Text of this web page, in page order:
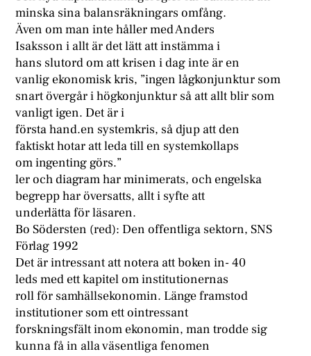
minska sina balansräkningars omfång.
Även om man inte håller med Anders
Isaksson i allt är det lätt att instämma i
hans slutord om att krisen i dag inte är en
vanlig ekonomisk kris, ”ingen lågkonjunktur som
snart övergår i högkonjunktur så att allt blir som
vanligt igen. Det är i
första hand.en systemkris, så djup att den
faktiskt hotar att leda till en systemkollaps
om ingenting görs.”
ler och diagram har minimerats, och engelska
begrepp har översatts, allt i syfte att
underlätta för läsaren.
Bo Södersten (red): Den offentliga sektorn, SNS
Förlag 1992
Det är intressant att notera att boken in- 40
leds med ett kapitel om institutionernas
roll för samhällsekonomin. Länge framstod
institutioner som ett ointressant
forskningsfält inom ekonomin, man trodde sig
kunna få in alla väsentliga fenomen